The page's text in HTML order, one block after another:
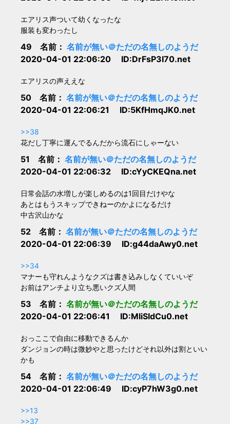
エアリス声ついて幼くなったな
服装も変わったし
49 名前： 名前が無い＠ただの名無しのようだ
2020-04-01 22:06:20 ID:DrFsP3I70.net
エアリスの声ええな
50 名前： 名前が無い＠ただの名無しのようだ
2020-04-01 22:06:21 ID:5KfHmqJK0.net
>>38
花だし丁寧に運んでるんだから流石にしゃーない
51 名前： 名前が無い＠ただの名無しのようだ
2020-04-01 22:06:32 ID:cYyCKEQna.net
日常会話の水増しが楽しめるのは1回目だけやな
あとはもうスキップできねーのかよになるだけ
中古沢山かな
52 名前： 名前が無い＠ただの名無しのようだ
2020-04-01 22:06:39 ID:g44daAwy0.net
>>34
マナーも守れんようなクズは書き込みしなくていいぞ
お前はアンチより立ち悪いクズ人間
53 名前： 名前が無い＠ただの名無しのようだ
2020-04-01 22:06:41 ID:MliSIdCu0.net
おっここで自由に移動できるんか
ダンジョンの時は微妙やと思ったけどそれ以外は割といい
かも
54 名前： 名前が無い＠ただの名無しのようだ
2020-04-01 22:06:49 ID:cyP7hW3g0.net
>>13
>>37